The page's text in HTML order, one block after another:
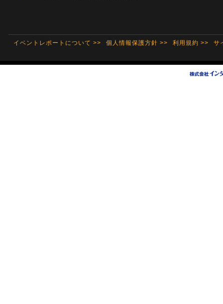
イベントレポートについて >> 個人情報保護方針 >> 利用規約 >> サ